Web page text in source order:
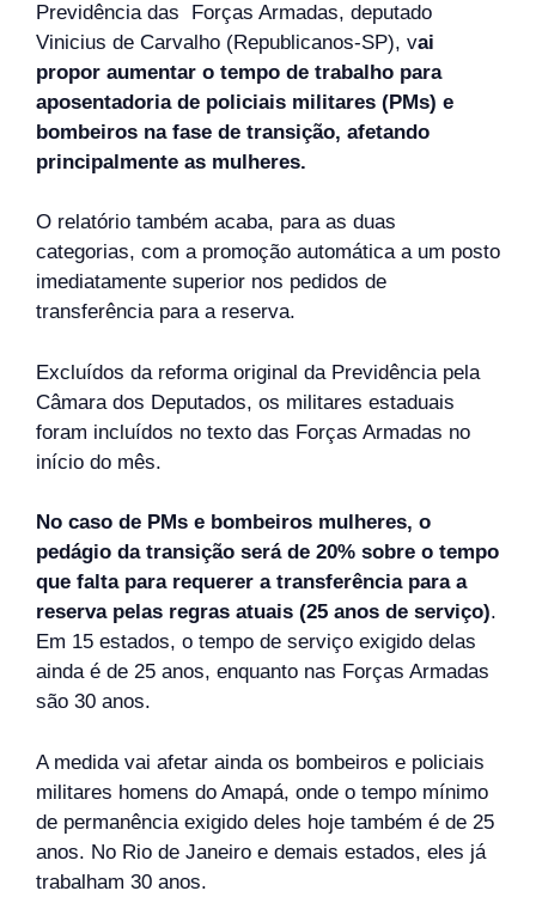
Previdência das Forças Armadas, deputado
Vinicius de Carvalho (Republicanos-SP), vai
propor aumentar o tempo de trabalho para
aposentadoria de policiais militares (PMs) e
bombeiros na fase de transição, afetando
principalmente as mulheres.
O relatório também acaba, para as duas
categorias, com a promoção automática a um posto
imediatamente superior nos pedidos de
transferência para a reserva.
Excluídos da reforma original da Previdência pela
Câmara dos Deputados, os militares estaduais
foram incluídos no texto das Forças Armadas no
início do mês.
No caso de PMs e bombeiros mulheres, o
pedágio da transição será de 20% sobre o tempo
que falta para requerer a transferência para a
reserva pelas regras atuais (25 anos de serviço).
Em 15 estados, o tempo de serviço exigido delas
ainda é de 25 anos, enquanto nas Forças Armadas
são 30 anos.
A medida vai afetar ainda os bombeiros e policiais
militares homens do Amapá, onde o tempo mínimo
de permanência exigido deles hoje também é de 25
anos. No Rio de Janeiro e demais estados, eles já
trabalham 30 anos.